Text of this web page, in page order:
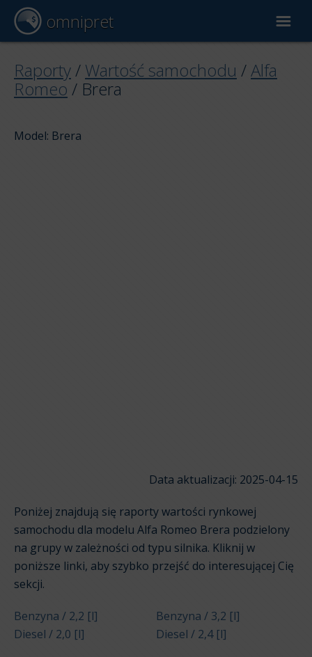
omnipret
Wycena samochodu
Raporty / Wartość samochodu /Alfa
Romeo / Brera
Model: Brera
Data aktualizacji: 2025-04-15
Poniżej znajdują się raporty wartości rynkowej
samochodu dla modelu Alfa Romeo Brera podzielony
na grupy w zależności od typu silnika. Kliknij w
poniższe linki, aby szybko przejść do interesującej Cię
sekcji.
Benzyna / 2,2 [l]
Benzyna / 3,2 [l]
Diesel / 2,0 [l]
Diesel / 2,4 [l]